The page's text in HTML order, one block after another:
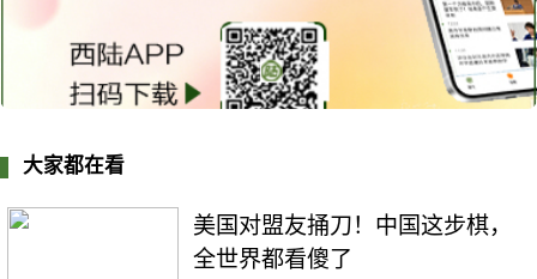
大家都在看
美国对盟友捅刀！中国这步棋，
全世界都看傻了